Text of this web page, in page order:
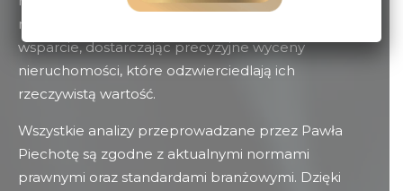
rzeczoznawca majątkowy, oferuje profesjonalne
wsparcie, dostarczając precyzyjne wyceny
nieruchomości, które odzwierciedlają ich
rzeczywistą wartość.
Wszystkie analizy przeprowadzane przez Pawła
Piechotę są zgodne z aktualnymi normami
prawnymi oraz standardami branżowymi. Dzięki